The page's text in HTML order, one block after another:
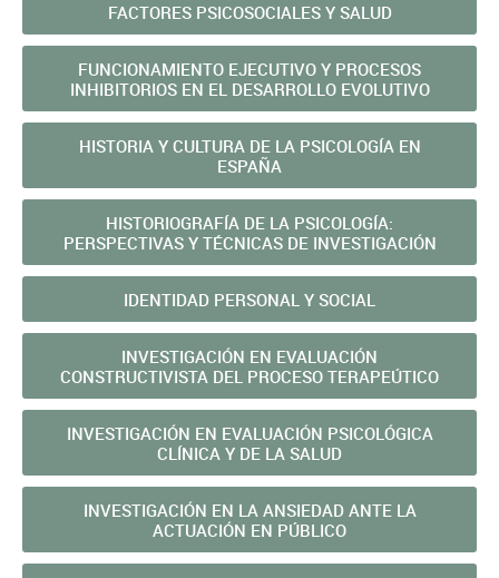
FACTORES PSICOSOCIALES Y SALUD
FUNCIONAMIENTO EJECUTIVO Y PROCESOS
INHIBITORIOS EN EL DESARROLLO EVOLUTIVO
HISTORIA Y CULTURA DE LA PSICOLOGÍA EN
ESPAÑA
HISTORIOGRAFÍA DE LA PSICOLOGÍA:
PERSPECTIVAS Y TÉCNICAS DE INVESTIGACIÓN
IDENTIDAD PERSONAL Y SOCIAL
INVESTIGACIÓN EN EVALUACIÓN
CONSTRUCTIVISTA DEL PROCESO TERAPEÚTICO
INVESTIGACIÓN EN EVALUACIÓN PSICOLÓGICA
CLÍNICA Y DE LA SALUD
INVESTIGACIÓN EN LA ANSIEDAD ANTE LA
ACTUACIÓN EN PÚBLICO